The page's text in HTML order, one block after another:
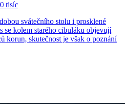
tisíc
svátečního stolu i prosklené
se kolem starého cibuláku objevují
korun, skutečnost je však o poznání